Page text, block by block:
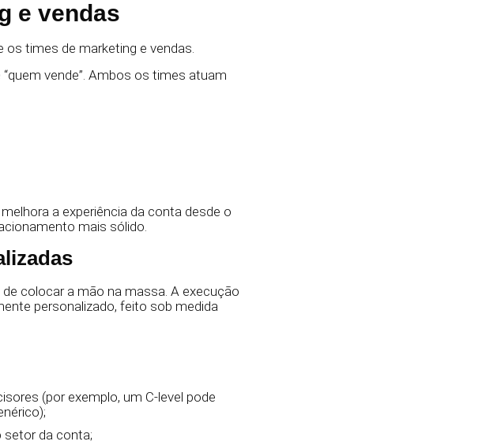
e vendas
times de marketing e vendas.
vende”. Ambos os times atuam
a experiência da conta desde o
mais sólido.
colocar a mão na massa. A execução
personalizado, feito sob medida
(por exemplo, um C-level pode
setor da conta;